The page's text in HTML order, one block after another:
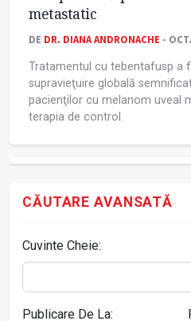
metastatic
DE DR. DIANA ANDRONACHE -
Tratamentul cu tebentafusp a
supravieţuire globală
pacienţilor cu melanom uveal
terapia de control.
CĂUTARE AVANSATĂ
Cuvinte Cheie:
Publicare De La: